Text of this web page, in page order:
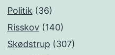
Politik (36)
Risskov (140)
Skødstrup (307)